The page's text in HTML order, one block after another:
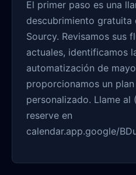
El primer paso es una
descubrimiento gratuita
Sourcy. Revisamos sus
actuales, identificamos
automatización de
proporcionamos un
personalizado. Llame
reserve en
calendar.app.google/